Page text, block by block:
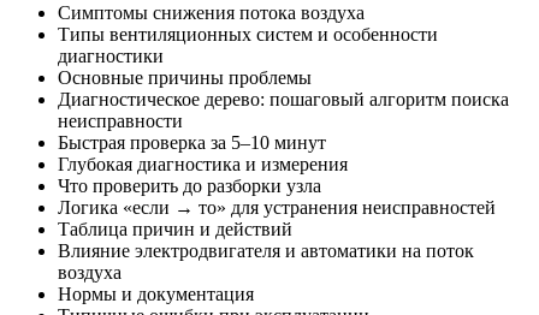
Симптомы снижения потока воздуха
Типы вентиляционных систем и особенности
диагностики
Основные причины проблемы
Диагностическое дерево: пошаговый алгоритм поиска
неисправности
Быстрая проверка за 5–10 минут
Глубокая диагностика и измерения
Что проверить до разборки узла
Логика «если → то» для устранения неисправностей
Таблица причин и действий
Влияние электродвигателя и автоматики на поток
воздуха
Нормы и документация